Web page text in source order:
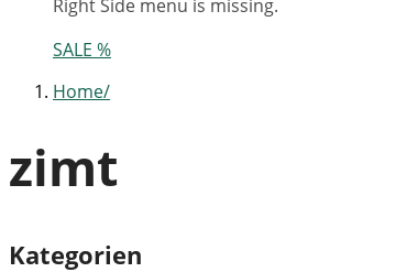
Right Side menu is missing.
SALE %
Home
zimt
Kategorien